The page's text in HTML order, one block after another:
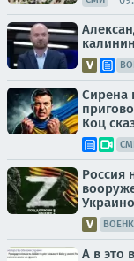
Сирена
Коц
Россия
А в это